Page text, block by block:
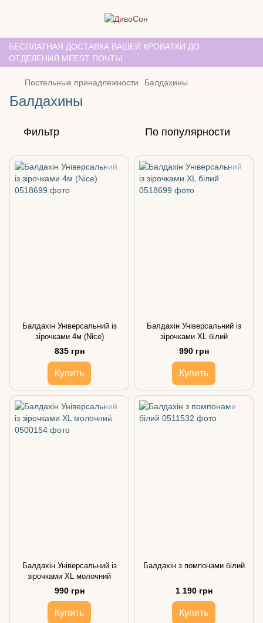
БЕСПЛАТНАЯ ДОСТАВКА ВАШЕЙ КРОВАТКИ ДО
ОТДЕЛЕНИЯ MEEST ПОЧТЫ
Постельные принадлежности Балдахины
Балдахины
Фильтр По популярности
Балдахін Універсальний із
зірочками 4м (Nice)
835 грн
Купить
Балдахін Універсальний із
зірочками ХL білий
990 грн
Купить
Балдахін Універсальний із
зірочками ХL молочний
990 грн
Купить
Балдахін з помпонами білий
1 190 грн
Купить